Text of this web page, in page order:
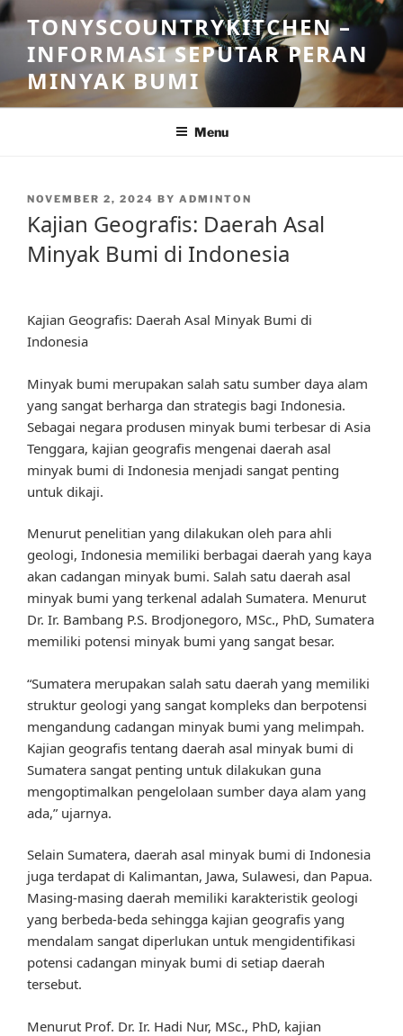
Skip
to
content
TONYSCOUNTRYKITCHEN –
INFORMASI SEPUTAR PERAN
MINYAK BUMI
Menu
POSTED
NOVEMBER 2, 2024 BY ADMINTON
Kajian Geografis: Daerah Asal
Minyak Bumi di Indonesia
Kajian Geografis: Daerah Asal Minyak Bumi di
Indonesia
Minyak bumi merupakan salah satu sumber daya alam
yang sangat berharga dan strategis bagi Indonesia.
Sebagai negara produsen minyak bumi terbesar di Asia
Tenggara, kajian geografis mengenai daerah asal
minyak bumi di Indonesia menjadi sangat penting
untuk dikaji.
Menurut penelitian yang dilakukan oleh para ahli
geologi, Indonesia memiliki berbagai daerah yang kaya
akan cadangan minyak bumi. Salah satu daerah asal
minyak bumi yang terkenal adalah Sumatera. Menurut
Dr. Ir. Bambang P.S. Brodjonegoro, MSc., PhD, Sumatera
memiliki potensi minyak bumi yang sangat besar.
“Sumatera merupakan salah satu daerah yang memiliki
struktur geologi yang sangat kompleks dan berpotensi
mengandung cadangan minyak bumi yang melimpah.
Kajian geografis tentang daerah asal minyak bumi di
Sumatera sangat penting untuk dilakukan guna
mengoptimalkan pengelolaan sumber daya alam yang
ada,” ujarnya.
Selain Sumatera, daerah asal minyak bumi di Indonesia
juga terdapat di Kalimantan, Jawa, Sulawesi, dan Papua.
Masing-masing daerah memiliki karakteristik geologi
yang berbeda-beda sehingga kajian geografis yang
mendalam sangat diperlukan untuk mengidentifikasi
potensi cadangan minyak bumi di setiap daerah
tersebut.
Menurut Prof. Dr. Ir. Hadi Nur, MSc., PhD, kajian